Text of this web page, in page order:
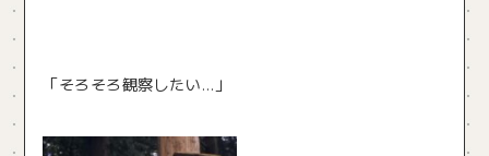
「そろそろ観察したい…」